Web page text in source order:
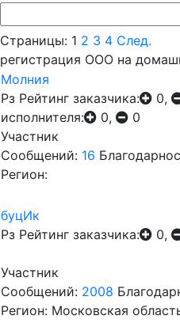
Страницы: 1 2 3 4 След.
регистрация ООО на
Молния
Рз Рейтинг заказчика: 0,
исполнителя:
0,
0
Участник
Сообщений: 16
Регион:
буцИк
Рз Рейтинг заказчика: 0,
Участник
Сообщений: 2008
Регион: Московская